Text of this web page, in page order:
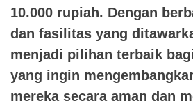
10.000 rupiah. Dengan
dan fasilitas yang
menjadi pilihan terbaik
yang ingin
mereka secara aman dan